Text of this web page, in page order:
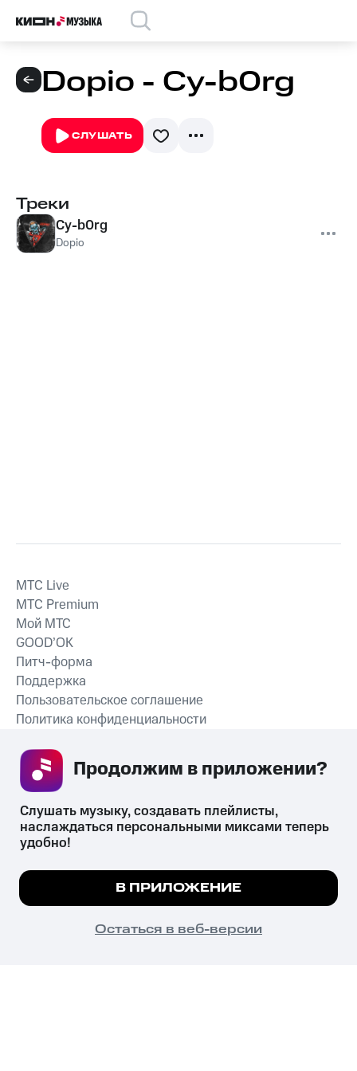
Dopio - Cy-b0rg
СЛУШАТЬ
Треки
Cy-b0rg
Dopio
СКАЧАТЬ ПРИЛОЖЕНИЕ
MTС Live
MTС Premium
Мой МТС
GOOD’OK
Питч-форма
Поддержка
Пользовательское соглашение
Политика конфиденциальности
психотропных веществ, их аналогов причиняет вред здоровью,
их незаконный оборот запрещён и влечёт установленную
законодательством ответственность.
© 2026 ООО «КИОН».
Все права защищены
Мы используем куки, чтобы на сайте все
Подробнее
ПОНЯТНО
Слушать музыку, создавать плейлисты,
наслаждаться персональными миксами теперь
удобно!
В ПРИЛОЖЕНИЕ
Остаться в веб-версии